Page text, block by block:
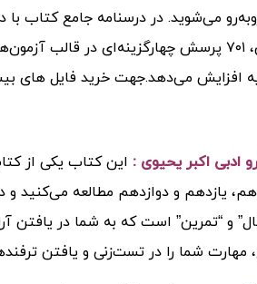
می‌شوید. در درسنامه جامع کتاب
تقویت می‌کنیم. همچنین، ۷۰۱ پرسش
افزایش می‌دهد.جهت خرید فایل های
ادبی اکبر یحیوی : این کتاب یکی از
یازدهم و دوازدهم مطالعه می‌کنید
مهارت شما را در تست‌زنی و یافتن